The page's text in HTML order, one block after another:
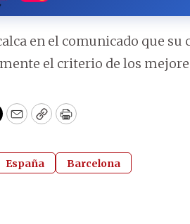
en el comunicado que
el criterio de los
EmailCopyPrint
España Barcelona